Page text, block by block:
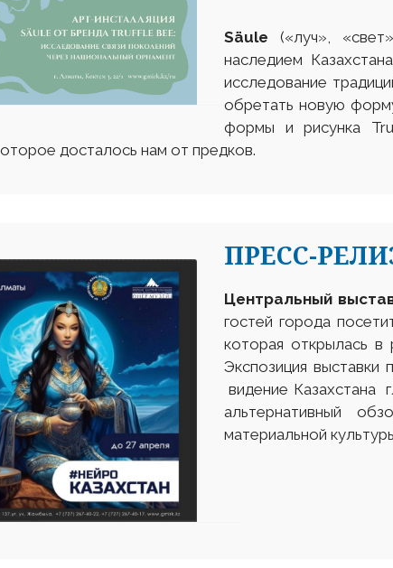
Säule («луч»,
наследием
исследование
обретать новую
формы и рисунка
досталось нам от предков.
ПРЕСС-
Центральный
гостей города
которая открылась в
Экспозиция
видение Казахстана
альтернативный
материальной